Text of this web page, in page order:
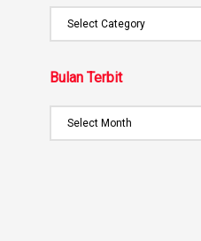
Bulan Terbit